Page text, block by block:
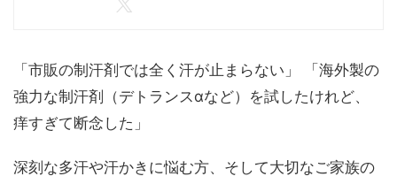
「市販の制汗剤では全く汗が止まらない」 「海外製の
強力な制汗剤（デトランスαなど）を試したけれど、
痒すぎて断念した」
深刻な多汗や汗かきに悩む方、そして大切なご家族の